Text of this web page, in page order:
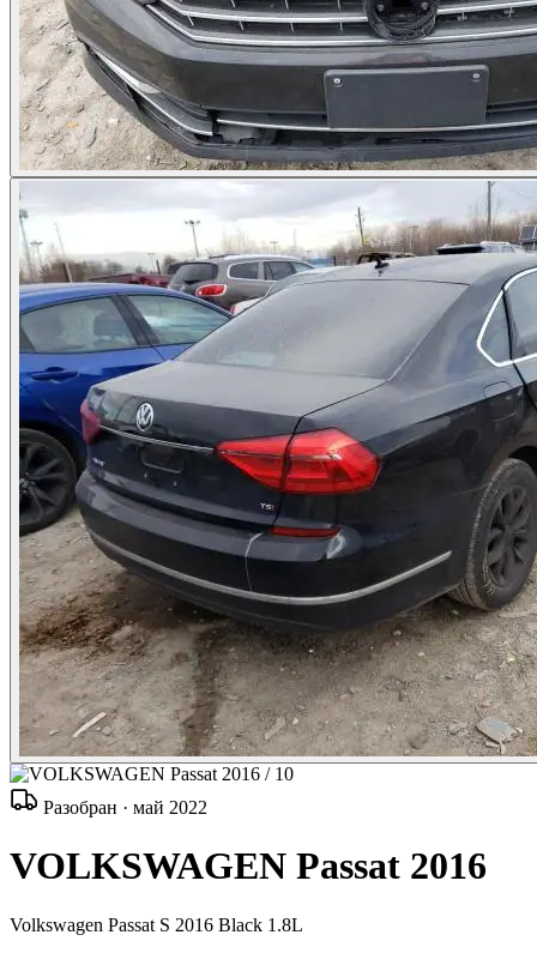
/ 10
Разобран · май 2022
VOLKSWAGEN Passat 2016
Volkswagen Passat S 2016 Black 1.8L